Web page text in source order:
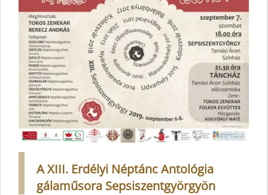
A XIII. Erdélyi Néptánc Antológia
gálaműsora Sepsiszentgyörgyön